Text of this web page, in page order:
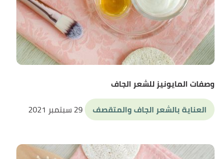
وصفات المايونيز للشعر الجاف
العناية بالشعر الجاف والمتقصف
29 سبتمبر 2021